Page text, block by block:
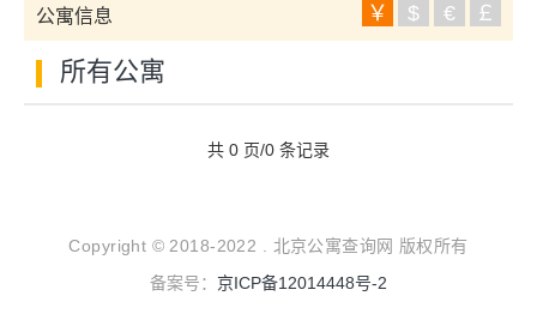
公寓信息 ￥ $ € ￡
所有公寓
共 0 页/0 条记录
Copyright © 2018-2022 . 北京公寓查询网 版权所有
备案号： 京ICP备12014448号-2